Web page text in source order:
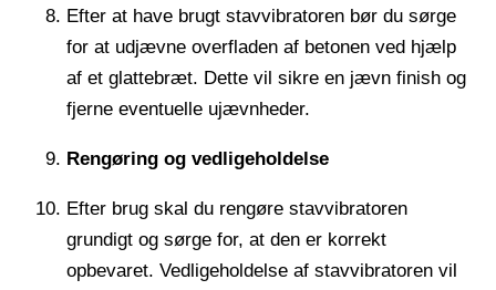
Efter at have brugt stavvibratoren bør du sørge
for at udjævne overfladen af betonen ved hjælp
af et glattebræt. Dette vil sikre en jævn finish og
fjerne eventuelle ujævnheder.
Rengøring og vedligeholdelse
Efter brug skal du rengøre stavvibratoren
grundigt og sørge for, at den er korrekt
opbevaret. Vedligeholdelse af stavvibratoren vil